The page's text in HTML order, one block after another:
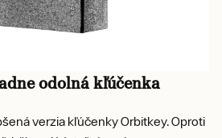
odolná kľúčenka
verzia kľúčenky Orbitkey. Oproti